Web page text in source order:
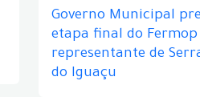
Governo Municipal
etapa final do Fermop
representante de
do Iguaçu